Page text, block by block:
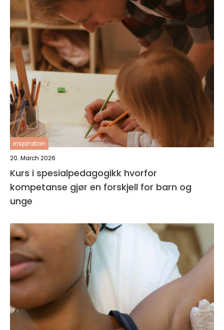
inspiration
20. March 2026
Kurs i spesialpedagogikk hvorfor
kompetanse gjør en forskjell for barn og
unge